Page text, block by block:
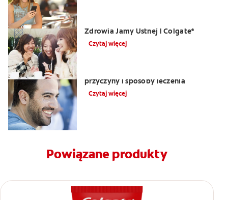
Zdrowia Jamy Ustnej | Colgate®
Czytaj więcej
przyczyny i sposoby leczenia
Czytaj więcej
Powiązane produkty